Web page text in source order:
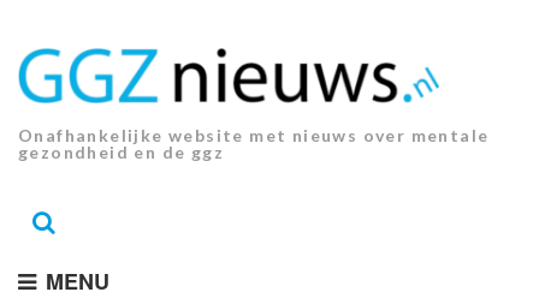
inhoud.
Onafhankelijke website met nieuws over mentale
gezondheid en de ggz
MENU